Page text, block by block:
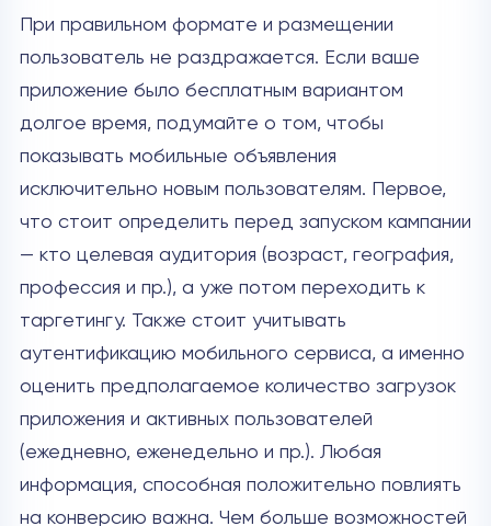
При правильном формате и размещении
пользователь не раздражается. Если ваше
приложение было бесплатным вариантом
долгое время, подумайте о том, чтобы
показывать мобильные объявления
исключительно новым пользователям. Первое,
что стоит определить перед запуском кампании
— кто целевая аудитория (возраст, география,
профессия и пр.), а уже потом переходить к
таргетингу. Также стоит учитывать
аутентификацию мобильного сервиса, а именно
оценить предполагаемое количество загрузок
приложения и активных пользователей
(ежедневно, еженедельно и пр.). Любая
информация, способная положительно повлиять
на конверсию важна. Чем больше возможностей